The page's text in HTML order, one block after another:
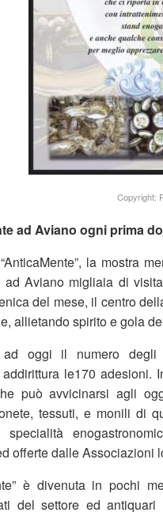
Copyright:
ad Aviano ogni prima
la mostra
Aviano migliaia di
del mese, il centro
allietando spirito e gola
ad oggi il numero degli
le170 adesioni.
può avvicinarsi agli
tessuti, e monili di
offerte dalle Associazioni
è divenuta in pochi
del settore ed